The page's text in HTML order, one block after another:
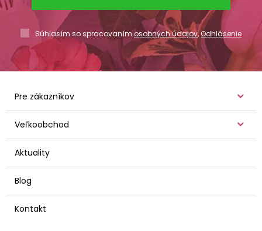
Súhlasím so spracovaním osobných údajov,Odhlásenie
Pre zákazníkov
Veľkoobchod
Aktuality
Blog
Kontakt